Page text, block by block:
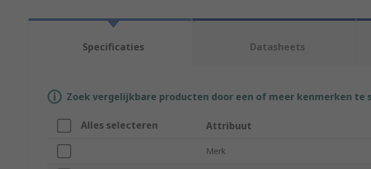
Specificaties Datasheets
Zoek vergelijkbare producten door een of meer kenmerken te
Alles selecteren Attribuut
Merk